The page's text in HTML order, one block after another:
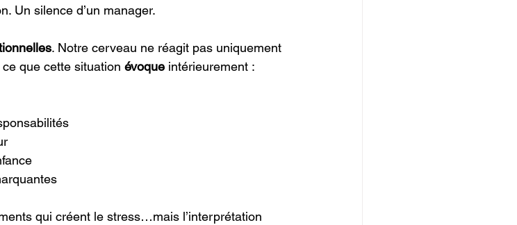
Un silence d’un manager.
. Notre cerveau ne réagit pas uniquement
que cette situation évoque intérieurement :
qui créent le stress…mais l’interprétation